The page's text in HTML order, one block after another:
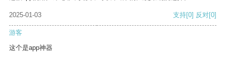
2025-01-03 支持[0] 反对[0]
游客
这个是app神器